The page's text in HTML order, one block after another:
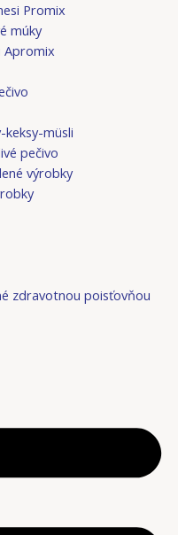
Promix
múky
Apromix
müsli
pečivo
výrobky
zdravotnou poisťovňou